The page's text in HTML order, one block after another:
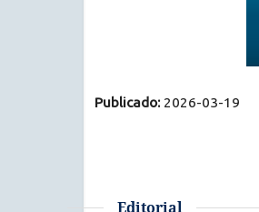
Publicado: 2026-03-19
Editorial